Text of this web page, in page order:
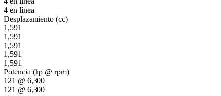
4 en línea
Desplazamiento (cc)
1,591
1,591
1,591
1,591
1,591
Potencia (hp @ rpm)
121 @ 6,300
121 @ 6,300